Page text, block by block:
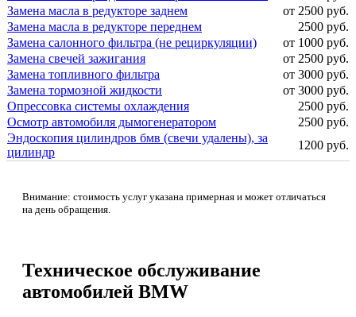
Замена масла в редукторе заднем
от 2500 руб.
Замена масла в редукторе переднем
2500 руб.
Замена салонного фильтра (не рециркуляции)
от 1000 руб.
Замена свечей зажигания
от 2500 руб.
Замена топливного фильтра
от 3000 руб.
Замена тормозной жидкости
от 3000 руб.
Опрессовка системы охлаждения
2500 руб.
Осмотр автомобиля дымогенератором
2500 руб.
Эндоскопия цилиндров бмв (свечи удалены), за
цилиндр
1200 руб.
Внимание: стоимость услуг указана примерная и может отличаться
на день обращения.
Техническое обслуживание
автомобилей BMW